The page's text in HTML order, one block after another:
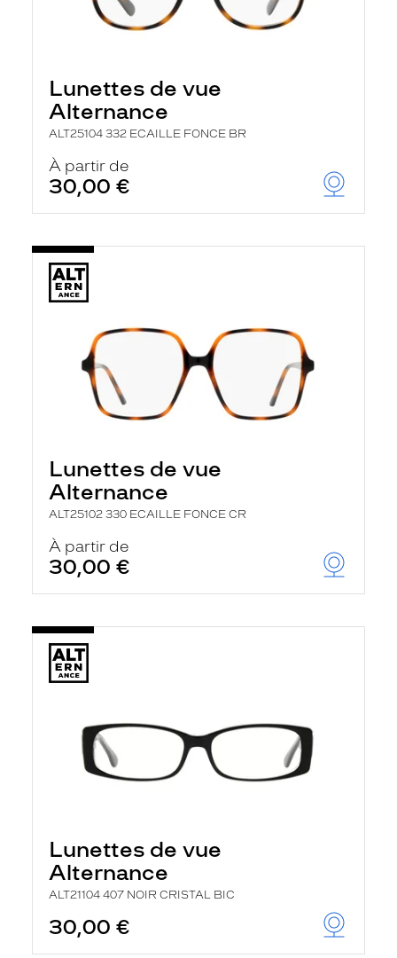
Lunettes de vue
Alternance
ALT25104 332 ECAILLE FONCE BR
À partir de
30,00 €
Lunettes de vue
Alternance
ALT25102 330 ECAILLE FONCE CR
À partir de
30,00 €
Lunettes de vue
Alternance
ALT21104 407 NOIR CRISTAL BIC
30,00 €